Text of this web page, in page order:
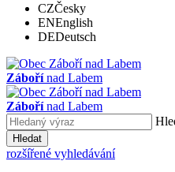
CZČesky
ENEnglish
DEDeutsch
Zábořínad Labem
Zábořínad Labem
Hledat
rozšířené vyhledávání